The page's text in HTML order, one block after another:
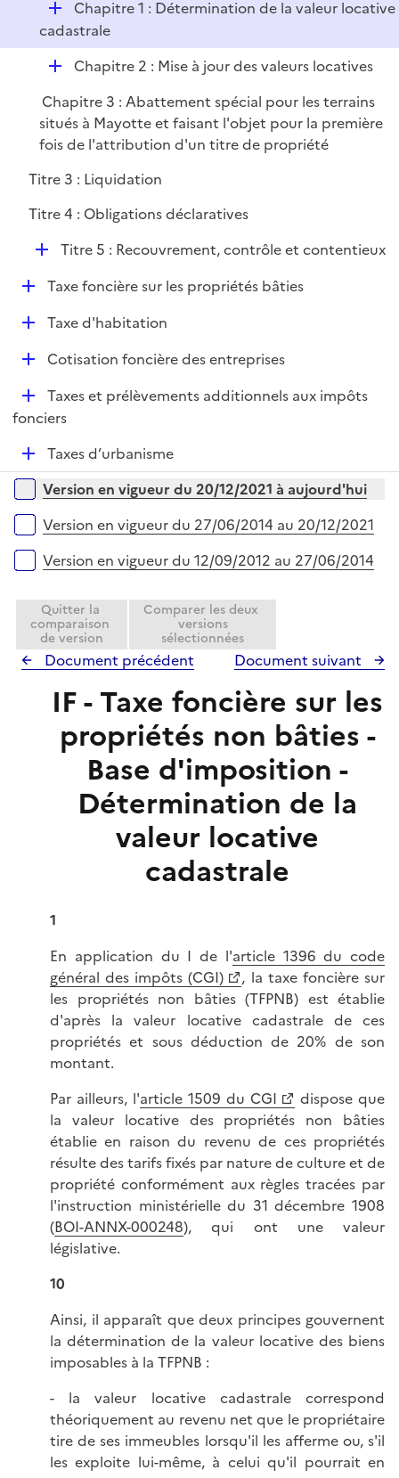
r i
e
r
p
l
i
e
r
D
é
p
e
r
Chapitre 1 : Détermination de la valeur locative
cadastrale
D
p
l
i
e
Chapitre 2 : Mise à jour des valeurs locatives
Chapitre 3 : Abattement spécial pour les terrains
situés à Mayotte et faisant l'objet pour la première
fois de l'attribution d'un titre de propriété
Titre 3 : Liquidation
Titre 4 : Obligations déclaratives
D
p
l
i
e
Titre 5 : Recouvrement, contrôle et contentieux
D
r
Taxe foncière sur les propriétés bâties
D
e
Taxe d'habitation
D
l
r
Cotisation foncière des entreprises
D
é
e
r
Taxes et prélèvements additionnels aux impôts
fonciers
D
é
p
e
Taxes d’urbanisme
Versions sur la période
Version en vigueur du 20/12/2021 à aujourd'hui
Version en vigueur du 27/06/2014 au 20/12/2021
Version en vigueur du 12/09/2012 au 27/06/2014
Quitter la
comparaison
de version
Comparer les deux
versions
sélectionnées
Document précédent Document suivant
IF - Taxe foncière sur les
propriétés non bâties -
Base d'imposition -
Détermination de la
valeur locative
cadastrale
1
En application du I de l'article 1396 du code
général des impôts (CGI)
, la taxe foncière sur
les propriétés non bâties (TFPNB) est établie
d'après la valeur locative cadastrale de ces
propriétés et sous déduction de 20% de son
montant.
Par ailleurs, l'article 1509 du CGI
dispose que
la valeur locative des propriétés non bâties
établie en raison du revenu de ces propriétés
résulte des tarifs fixés par nature de culture et de
propriété conformément aux règles tracées par
l'instruction ministérielle du 31 décembre 1908
(BOI-ANNX-000248), qui ont une valeur
législative.
10
Ainsi, il apparaît que deux principes gouvernent
la détermination de la valeur locative des biens
imposables à la TFPNB :
- la valeur locative cadastrale correspond
théoriquement au revenu net que le propriétaire
tire de ses immeubles lorsqu'il les afferme ou, s'il
les exploite lui-même, à celui qu'il pourrait en